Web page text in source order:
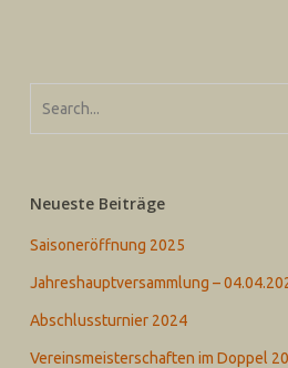
Neueste Beiträge
Saisoneröffnung 2025
Jahreshauptversammlung –
Abschlussturnier 2024
Vereinsmeisterschaften im Doppel